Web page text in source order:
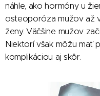
náhle, ako hormóny u
osteoporóza mužov až
ženy. Väčšine mužov
Niektorí však môžu mať
komplikáciou aj skôr.